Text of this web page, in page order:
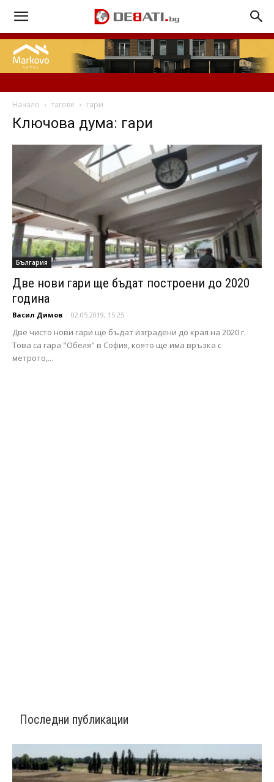
Начало тагове гари
Ключова дума: гари
България
Две нови гари ще бъдат построени до 2020
година
Васил Димов - 02.05.2019, 15:25
Две чисто нови гари ще бъдат изградени до края на 2020 г.
Това са гара "Обеля" в София, която ще има връзка с
метрото,...
Последни публикации